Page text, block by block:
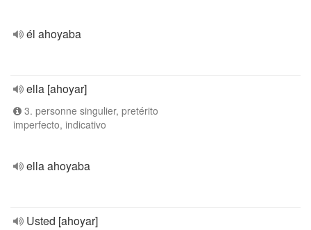
él ahoyaba
ella [ahoyar]
3. personne singulier, pretérito
imperfecto, indicativo
ella ahoyaba
Usted [ahoyar]